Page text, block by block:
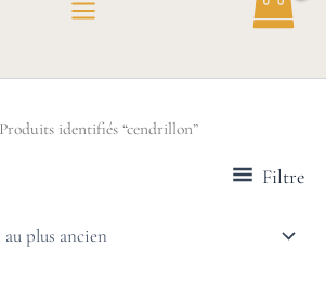
identifiés “cendrillon”
Filtre